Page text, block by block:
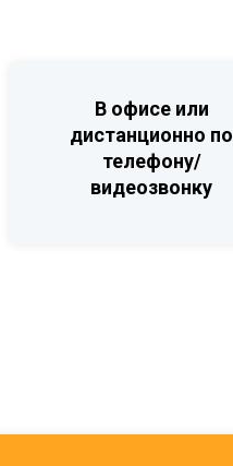
В офисе или
дистанционно по
телефону/
видеозвонку